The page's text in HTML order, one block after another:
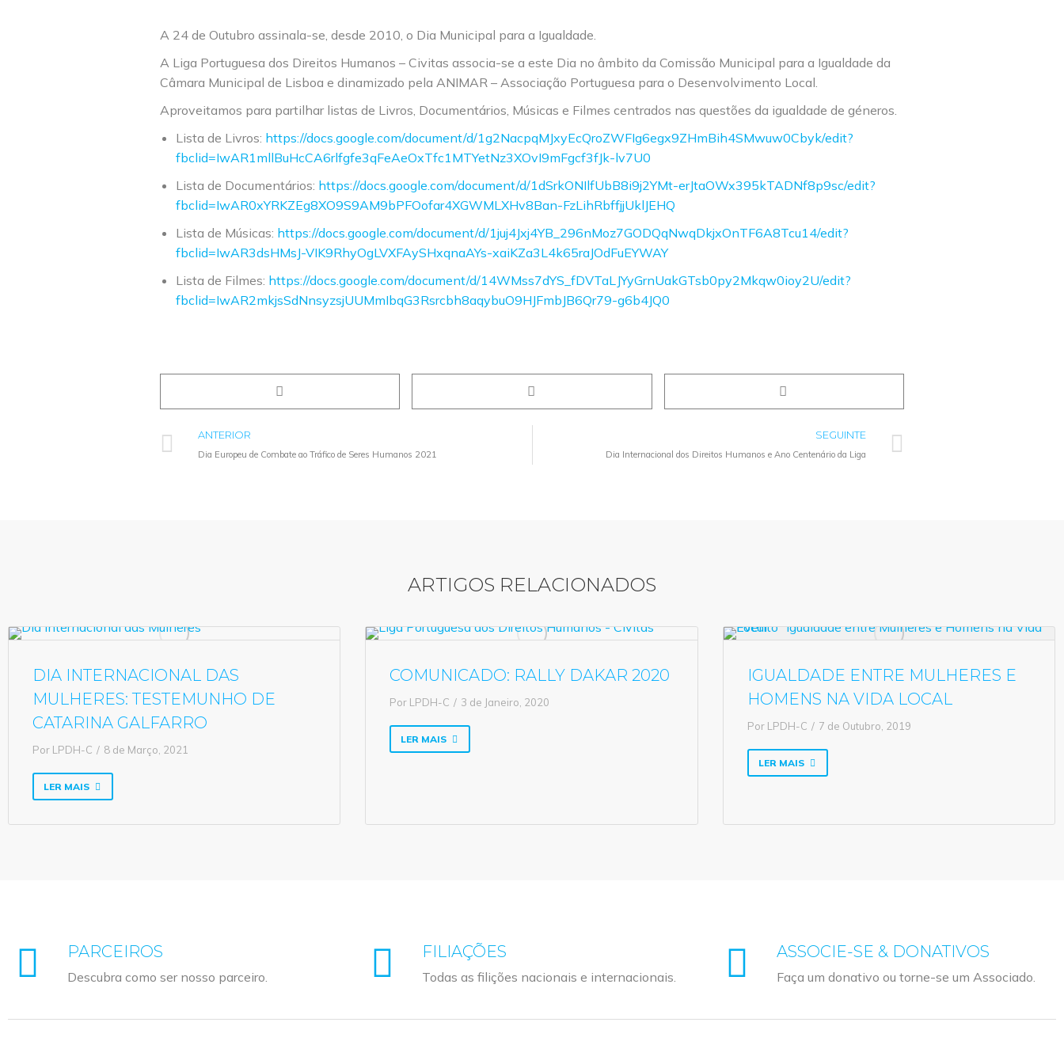
A 24 de Outubro assinala-se, desde 2010, o Dia Municipal para a Igualdade.
A Liga Portuguesa dos Direitos Humanos – Civitas associa-se a este Dia no âmbito da Comissão Municipal para a Igualdade da
Câmara Municipal de Lisboa e dinamizado pela ANIMAR – Associação Portuguesa para o Desenvolvimento Local.
Aproveitamos para partilhar listas de Livros, Documentários, Músicas e Filmes centrados nas questões da igualdade de géneros.
Lista de Livros: https://docs.google.com/document/d/1g2NacpqMJxyEcQroZWFIg6egx9ZHmBih4SMwuw0Cbyk/edit?
fbclid=IwAR1mllBuHcCA6rlfgfe3qFeAeOxTfc1MTYetNz3XOvI9mFgcf3fJk-lv7U0
Lista de Documentários: https://docs.google.com/document/d/1dSrkONIlfUbB8i9j2YMt-erJtaOWx395kTADNf8p9sc/edit?
fbclid=IwAR0xYRKZEg8XO9S9AM9bPFOofar4XGWMLXHv8Ban-FzLihRbffjjUklJEHQ
Lista de Músicas: https://docs.google.com/document/d/1juj4Jxj4YB_296nMoz7GODQqNwqDkjxOnTF6A8Tcu14/edit?
fbclid=IwAR3dsHMsJ-VIK9RhyOgLVXFAySHxqnaAYs-xaiKZa3L4k65raJOdFuEYWAY
Lista de Filmes: https://docs.google.com/document/d/14WMss7dYS_fDVTaLJYyGrnUakGTsb0py2Mkqw0ioy2U/edit?
fbclid=IwAR2mkjsSdNnsyzsjUUMmIbqG3Rsrcbh8aqybuO9HJFmbJB6Qr79-g6b4JQ0
ANTERIOR
Dia Europeu de Combate ao Tráfico de Seres Humanos 2021
SEGUINTE
Dia Internacional dos Direitos Humanos e Ano Centenário da Liga
ARTIGOS RELACIONADOS
DIA INTERNACIONAL DAS
MULHERES: TESTEMUNHO DE
CATARINA GALFARRO
Por LPDH-C 8 de Março, 2021
LER MAIS
COMUNICADO: RALLY DAKAR 2020
Por LPDH-C 3 de Janeiro, 2020
LER MAIS
IGUALDADE ENTRE MULHERES E
HOMENS NA VIDA LOCAL
Por LPDH-C 7 de Outubro, 2019
LER MAIS
PARCEIROS
Descubra como ser nosso parceiro.
FILIAÇÕES
Todas as filições nacionais e internacionais.
ASSOCIE-SE & DONATIVOS
Faça um donativo ou torne-se um Associado.